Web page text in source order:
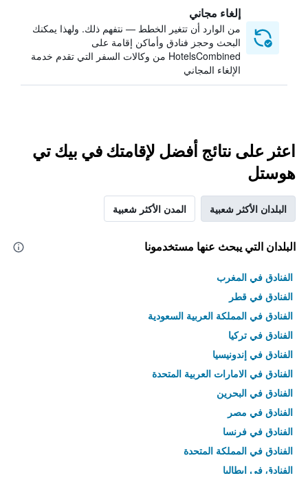
إلغاء مجاني
من الوارد أن تتغير الخطط — نتفهم ذلك. ولهذا يمكنك
البحث وحجز فنادق وأماكن إقامة على
HotelsCombined من وكالات السفر التي تقدم خدمة
الإلغاء المجاني
اعثر على نتائج أفضل لإقامتك في بيك تي
هوستل
البلدان الأكثر شعبية المدن الأكثر شعبية
البلدان التي يبحث عنها مستخدمونا
الفنادق في المغرب
الفنادق في قطر
الفنادق في المملكة العربية السعودية
الفنادق في تركيا
الفنادق في إندونيسيا
الفنادق في الامارات العربية المتحدة
الفنادق في البحرين
الفنادق في مصر
الفنادق في فرنسا
الفنادق في المملكة المتحدة
الفنادق في إيطاليا